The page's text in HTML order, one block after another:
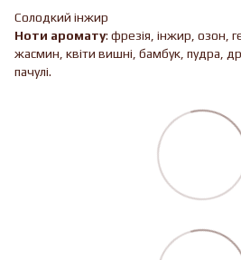
Солодкий інжир
Ноти аромату: фрезія, інжир, озон,
жасмин, квіти вишні, бамбук, пудра,
пачулі.